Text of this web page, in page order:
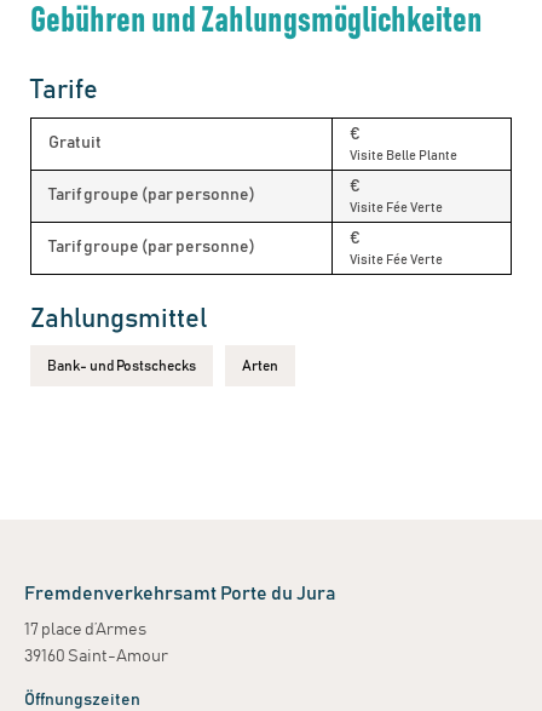
Gebühren und Zahlungsmöglichkeiten
Tarife
Gratuit €
Visite Belle Plante
Tarif groupe (par personne) €
Visite Fée Verte
Tarif groupe (par personne) €
Visite Fée Verte
Zahlungsmittel
Bank- und Postschecks Arten
Fremdenverkehrsamt Porte du Jura
17 place d’Armes
39160 Saint-Amour
Öffnungszeiten